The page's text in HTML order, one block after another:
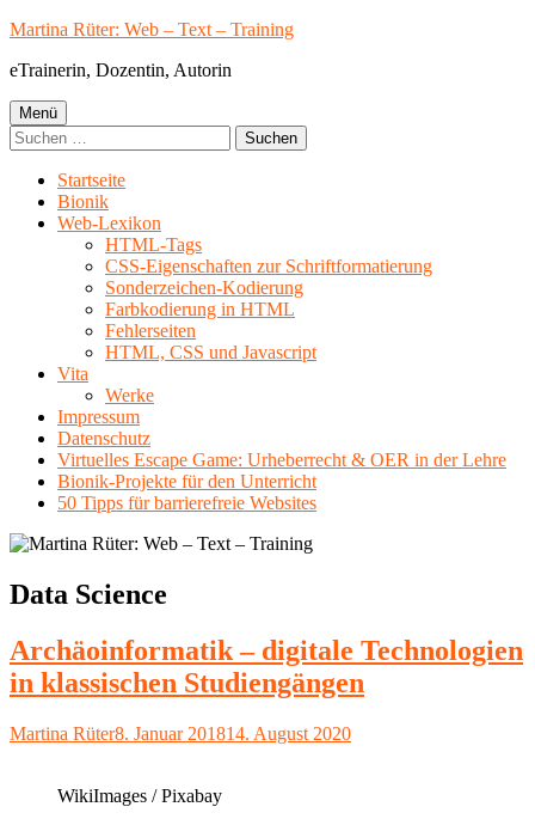
Springe
Inhalt
Martina Rüter: Web – Text – Training
eTrainerin, Dozentin, Autorin
Primäres
Menü
Menü
Suchen
nach:
Startseite
Bionik
Web-Lexikon
HTML-Tags
CSS-Eigenschaften zur Schriftformatierung
Sonderzeichen-Kodierung
Farbkodierung in HTML
Fehlerseiten
HTML, CSS und Javascript
Vita
Werke
Impressum
Datenschutz
Virtuelles Escape Game: Urheberrecht & OER in der Lehre
Bionik-Projekte für den Unterricht
50 Tipps für barrierefreie Websites
Schlagwort:
Data Science
Archäoinformatik – digitale Technologien
in klassischen Studiengängen
Autor
Martina RüterVeröffentlicht
8. Januar 201814. August 2020
WikiImages / Pixabay